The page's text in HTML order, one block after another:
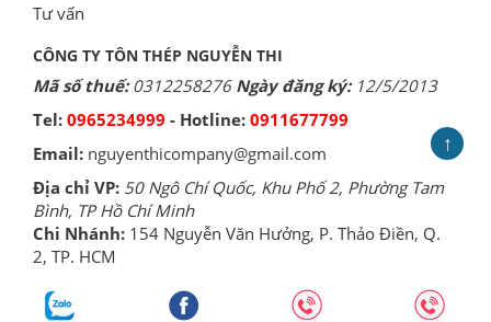
Tư vấn
CÔNG TY TÔN THÉP NGUYỄN THI
Mã số thuế:0312258276Ngày đăng ký: 12/5/2013
Tel: 0965234999 - Hotline: 0911677799
Email: nguyenthicompany@gmail.com
Địa chỉ VP: 50 Ngô Chí Quốc, Khu Phố 2, Phường Tam
Bình, TP Hồ Chí Minh
Chi Nhánh: 154 Nguyễn Văn Hưởng, P. Thảo Điền, Q.
2, TP. HCM
↑